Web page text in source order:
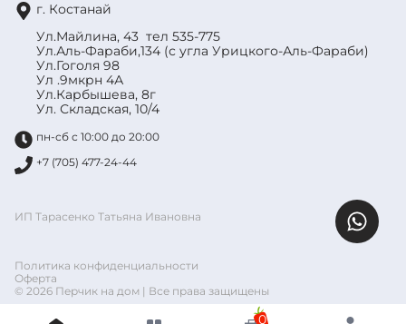
г. Костанай
Ул.Майлина, 43 тел 535-775
Ул.Аль-Фараби,134 (с угла Урицкого-Аль-Фараби)
Ул.Гоголя 98
Ул .9мкрн 4А
Ул.Карбышева, 8г
Ул. Складская, 10/4
пн-сб с 10:00 до 20:00
+7 (705) 477-24-44
ИП Тарасенко Татьяна Ивановна
Политика конфиденциальности
Оферта
© 2026 Перчик на дом | Все права защищены
0